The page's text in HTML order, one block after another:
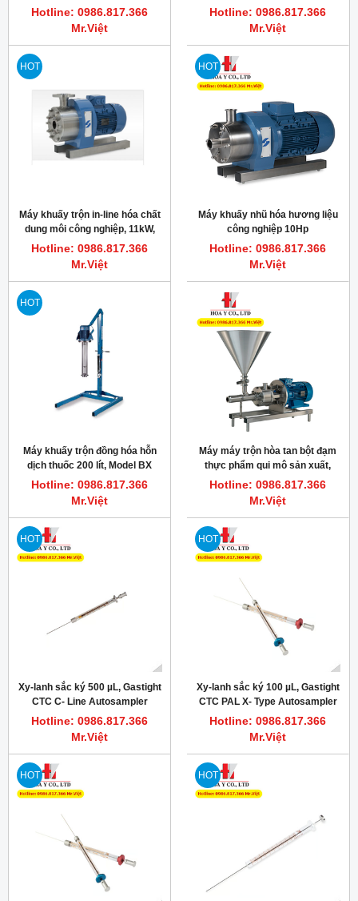
3000rpm
Hotline: 0986.817.366
Mr.Việt
FMX50
Hotline: 0986.817.366
Mr.Việt
HOT
Máy khuấy trộn in-line hóa chất
dung môi công nghiệp, 11kW,
3000RPM, Silverson 450HV-CD
Hotline: 0986.817.366
Mr.Việt
HOT
Máy khuấy nhũ hóa hương liệu
công nghiệp 10Hp
3000vòng/phút, Silverson
312/450MS
Hotline: 0986.817.366
Mr.Việt
HOT
Máy khuấy trộn đồng hóa hỗn
dịch thuốc 200 lít, Model BX
Silverson
Hotline: 0986.817.366
Mr.Việt
Máy máy trộn hòa tan bột đạm
thực phẩm qui mô sản xuất,
11kW, 15Hp, Silverson FMX50
Hotline: 0986.817.366
Mr.Việt
HOT
Xy-lanh sắc ký 500 µL, Gastight
CTC C- Line Autosampler
Syringe (7.9 mm), PN: 203349
Hotline: 0986.817.366
Mr.Việt
HOT
Xy-lanh sắc ký 100 µL, Gastight
CTC PAL X- Type Autosampler
Syringe (6.6 mm), PN: 204452
Hotline: 0986.817.366
Mr.Việt
HOT HOT